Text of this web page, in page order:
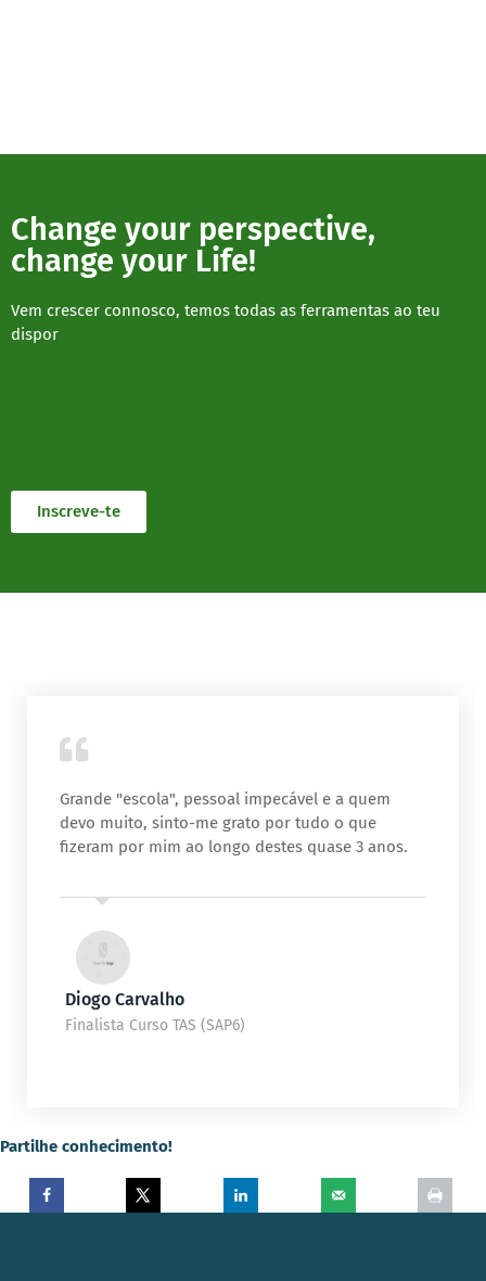
Change your perspective,
change your Life!
Vem crescer connosco, temos todas as ferramentas ao teu
dispor
Inscreve-te
Grande "escola", pessoal impecável e a quem
devo muito, sinto-me grato por tudo o que
fizeram por mim ao longo destes quase 3 anos.
Diogo Carvalho
Finalista Curso TAS (SAP6)
Partilhe conhecimento!